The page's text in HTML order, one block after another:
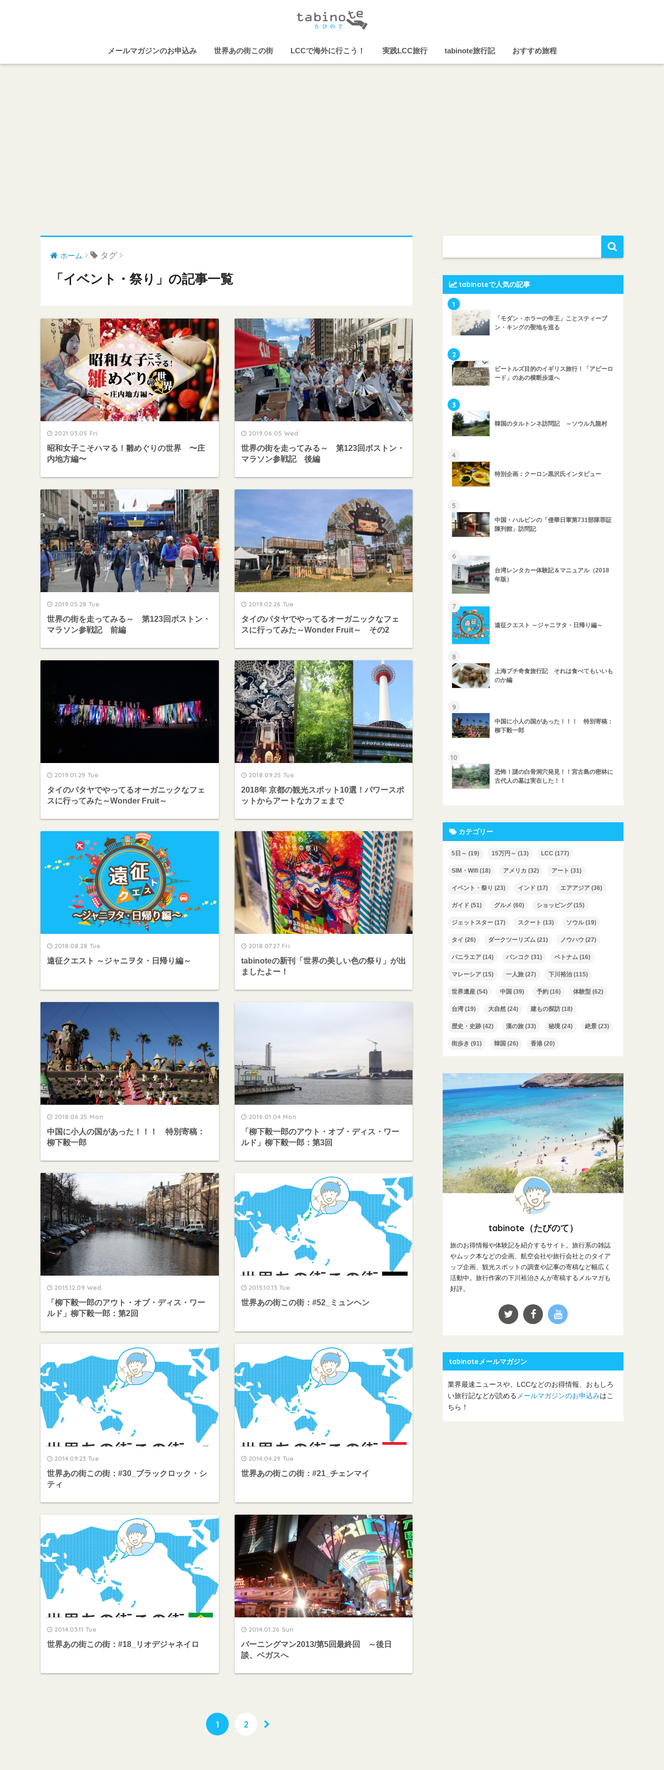
メールマガジンのお申込み 世界あの街この街 LCCで海外に行こう！ 実践LCC旅行 tabinote旅行記 おすすめ旅程
ホーム タグ
「イベント・祭り」の記事一覧
2021.03.05 Fri
昭和女子こそハマる！雛めぐりの世界 〜庄
内地方編〜
2019.06.05 Wed
世界の街を走ってみる～ 第123回ボストン・
マラソン参戦記 後編
2019.05.28 Tue
世界の街を走ってみる～ 第123回ボストン・
マラソン参戦記 前編
2019.02.26 Tue
タイのパタヤでやってるオーガニックなフェ
スに行ってみた～Wonder Fruit～ その2
2019.01.29 Tue
タイのパタヤでやってるオーガニックなフェ
スに行ってみた～Wonder Fruit～
2018.09.25 Tue
2018年 京都の観光スポット10選！パワースポ
ットからアートなカフェまで
2018.08.28 Tue
遠征クエスト ～ジャニヲタ・日帰り編～
2018.07.27 Fri
tabinoteの新刊「世界の美しい色の祭り」が出
ましたよー！
2018.06.25 Mon
中国に小人の国があった！！！ 特別寄稿：
柳下毅一郎
2016.01.04 Mon
「柳下毅一郎のアウト・オブ・ディス・ワー
ルド」柳下毅一郎：第3回
2015.12.09 Wed
「柳下毅一郎のアウト・オブ・ディス・ワー
ルド」柳下毅一郎：第2回
2015.10.13 Tue
世界あの街この街：#52_ミュンヘン
2014.09.23 Tue
世界あの街この街：#30_ブラックロック・シ
ティ
2014.04.29 Tue
世界あの街この街：#21_チェンマイ
2014.03.11 Tue
世界あの街この街：#18_リオデジャネイロ
2014.01.26 Sun
バーニングマン2013/第5回最終回 ～後日
談、ベガスへ
1 2
tabinoteで人気の記事
1
「モダン・ホラーの帝王」ことスティーブ
ン・キングの聖地を巡る
2
ビートルズ目的のイギリス旅行！「アビーロ
ード」のあの横断歩道へ
3
韓国のタルトンネ訪問記 ～ソウル九龍村
4
特別企画：クーロン黒沢氏インタビュー
5
中国・ハルビンの「侵華日軍第731部隊罪証
陳列館」訪問記
6
台湾レンタカー体験記＆マニュアル（2018
年版）
7
遠征クエスト ～ジャニヲタ・日帰り編～
8
上海プチ奇食旅行記 それは食べてもいいも
のか編
9
中国に小人の国があった！！！ 特別寄稿：
柳下毅一郎
10
恐怖！謎の白骨洞穴発見！！宮古島の密林に
古代人の墓は実在した！！
カテゴリー
5日～ (19) 15万円～ (13) LCC (177)
SIM・Wifi (18) アメリカ (32) アート (31)
イベント・祭り (23) インド (17) エアアジア (36)
ガイド (51) グルメ (60) ショッピング(15)
ジェットスター (17) スクート (13) ソウル(19)
タイ (26) ダークツーリズム (21) ノウハウ (27)
バニラエア (14) バンコク (31) ベトナム (16)
マレーシア (15) 一人旅 (27) 下川裕治(115)
世界遺産 (54) 中国 (39) 予約 (16) 体験型 (62)
台湾 (19) 大自然 (24) 建もの探訪 (18)
歴史・史跡 (42) 漢の旅 (33) 秘境 (24) 絶景 (23)
街歩き (91) 韓国 (26) 香港 (20)
tabinote（たびのて）
旅のお得情報や体験記を紹介するサイト。旅行系の雑誌
やムック本などの企画、航空会社や旅行会社とのタイア
ップ企画、観光スポットの調査や記事の寄稿など幅広く
活動中。旅行作家の下川裕治さんが寄稿するメルマガも
好評。
tabinoteメールマガジン
業界最速ニュースや、LCCなどのお得情報、おもしろ
い旅行記などが読める メールマガジンのお申込みはこ
ちら！